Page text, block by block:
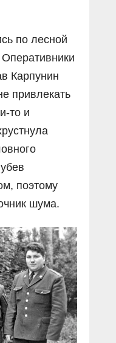
по лесной
Оперативники
Карпунин
привлекать
то и
поэтому
шума.